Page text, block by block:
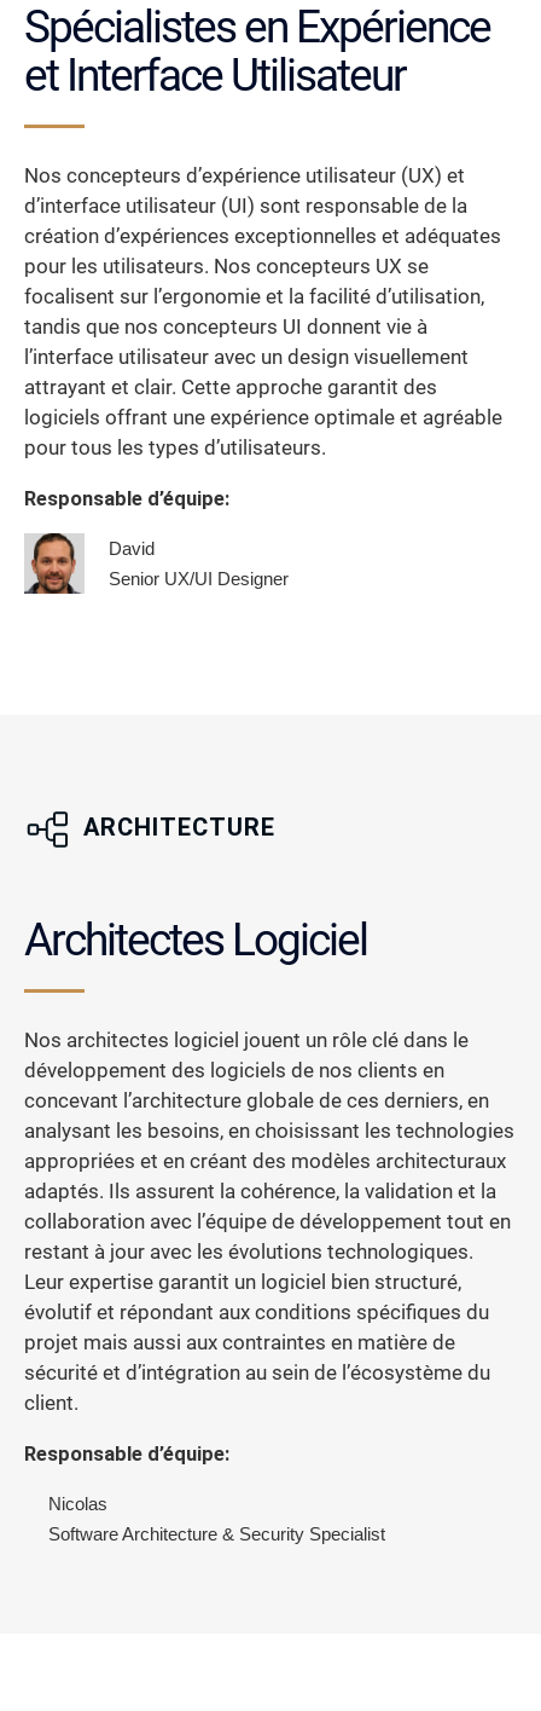
Spécialistes en Expérience
et Interface Utilisateur
Nos concepteurs d’expérience utilisateur (UX) et
d’interface utilisateur (UI) sont responsable de la
création d’expériences exceptionnelles et adéquates
pour les utilisateurs. Nos concepteurs UX se
focalisent sur l’ergonomie et la facilité d’utilisation,
tandis que nos concepteurs UI donnent vie à
l’interface utilisateur avec un design visuellement
attrayant et clair. Cette approche garantit des
logiciels offrant une expérience optimale et agréable
pour tous les types d’utilisateurs.
Responsable d’équipe:
David
Senior UX/UI Designer
ARCHITECTURE
Architectes Logiciel
Nos architectes logiciel jouent un rôle clé dans le
développement des logiciels de nos clients en
concevant l’architecture globale de ces derniers, en
analysant les besoins, en choisissant les technologies
appropriées et en créant des modèles architecturaux
adaptés. Ils assurent la cohérence, la validation et la
collaboration avec l’équipe de développement tout en
restant à jour avec les évolutions technologiques.
Leur expertise garantit un logiciel bien structuré,
évolutif et répondant aux conditions spécifiques du
projet mais aussi aux contraintes en matière de
sécurité et d’intégration au sein de l’écosystème du
client.
Responsable d’équipe:
Nicolas
Software Architecture & Security Specialist